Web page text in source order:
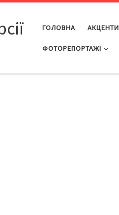
ГОЛОВНА АКЦЕНТИ
ФОТОРЕПОРТАЖІ